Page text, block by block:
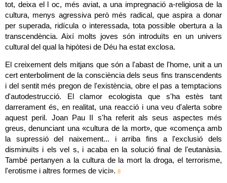
tot, deixa el l oc, més aviat, a una impregnació a-religiosa de la
cultura, menys agressiva però més radical, que aspira a donar
per superada, ridícula o interessada, tota possible obertura a la
transcendència. Així molts joves són introduïts en un univers
cultural del qual la hipòtesi de Déu ha estat exclosa.
El creixement dels mitjans que són a l'abast de l'home, unit a un
cert enterboliment de la consciència dels seus fins transcendents
i del sentit més pregon de l'existència, obre el pas a temptacions
d'autodestrucció. El clamor ecologista que s'ha estès tant
darrerament és, en realitat, una reacció i una veu d'alerta sobre
aquest peril. Joan Pau II s'ha referit als seus aspectes més
greus, denunciant una «cultura de la mort», que «comença amb
la supressió del naixement... i arriba fins a l'exclusió dels
disminuïts i els vel s, i acaba en la solució final de l'eutanàsia.
També pertanyen a la cultura de la mort la droga, el terrorisme,
l'erotisme i altres formes de vici». 8